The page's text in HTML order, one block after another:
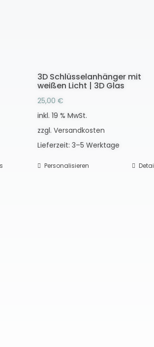
3D Schlüsselanhänger mit
weißen Licht | 3D Glas
25,00€
inkl. 19 % MwSt.
zzgl.Versandkosten
Lieferzeit:3–5 Werktage
Personalisieren